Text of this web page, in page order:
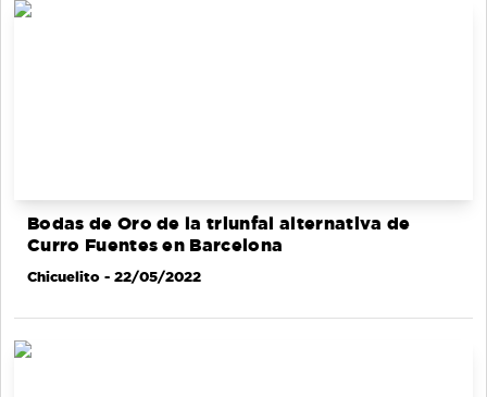
Bodas de Oro de la triunfal alternativa de
Curro Fuentes en Barcelona
Chicuelito - 22/05/2022